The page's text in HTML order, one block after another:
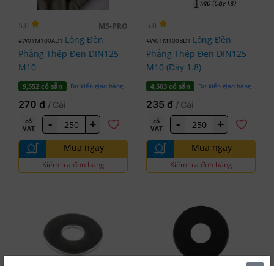
5.0 MS-PRO
#W01M100AD1 Lông Đền
Phẳng Thép Đen DIN125
M10
9,552 có sẵn Dự kiến giao hàng
270 đ / Cái
có
VAT
- +
Mua ngay
Kiểm tra đơn hàng
5.0
#W01M100BD1 Lông Đền
Phẳng Thép Đen DIN125
M10 (Dày 1.8)
4,503 có sẵn Dự kiến giao hàng
235 đ / Cái
có
VAT
- +
Mua ngay
Kiểm tra đơn hàng